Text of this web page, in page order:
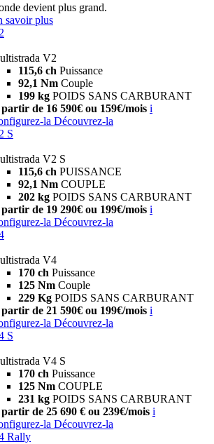
devient plus grand.
savoir plus
V2
115,6 ch Puissance
92,1 Nm Couple
199 kg POIDS SANS CARBURANT
de 16 590€ ou 159€/mois i
la Découvrez-la
S
V2 S
115,6 ch PUISSANCE
92,1 Nm COUPLE
202 kg POIDS SANS CARBURANT
de 19 290€ ou 199€/mois i
la Découvrez-la
V4
170 ch Puissance
125 Nm Couple
229 Kg POIDS SANS CARBURANT
de 21 590€ ou 199€/mois i
la Découvrez-la
S
V4 S
170 ch Puissance
125 Nm COUPLE
231 kg POIDS SANS CARBURANT
de 25 690 € ou 239€/mois i
la Découvrez-la
Rally